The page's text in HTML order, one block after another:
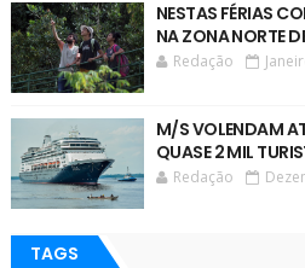
NESTAS FÉRIAS
NA ZONA NORTE
Redação
M/S VOLENDAM
QUASE 2 MIL
Redação
TAGS